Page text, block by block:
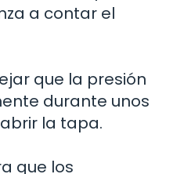
a contar el
que la presión
durante unos
la tapa.
que los